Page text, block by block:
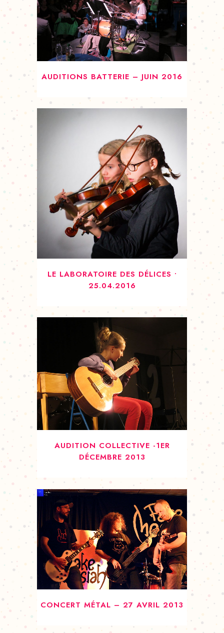
AUDITIONS BATTERIE – JUIN 2016
LE LABORATOIRE DES DÉLICES •
25.04.2016
AUDITION COLLECTIVE -1ER
DÉCEMBRE 2013
CONCERT MÉTAL – 27 AVRIL 2013